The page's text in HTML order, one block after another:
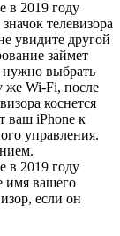
телевизора
увидите другой
займет
нужно выбрать
же Wi-Fi, после
коснется
ваш iPhone к
управления.
имя вашего
если он